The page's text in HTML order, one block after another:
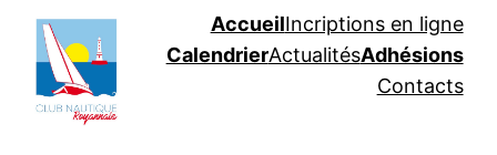
Aller
contenu
AccueilIncriptions en ligne
CalendrierActualitésAdhésions
Contacts